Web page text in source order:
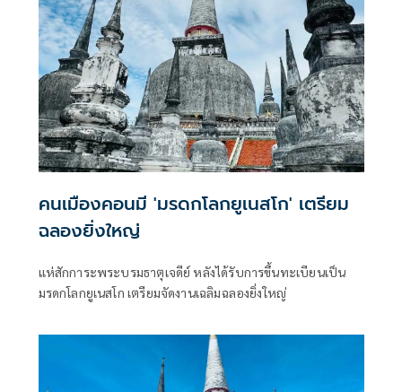
คนเมืองคอนมี 'มรดกโลกยูเนสโก' เตรียม
ฉลองยิ่งใหญ่
แห่สักการะพระบรมธาตุเจดีย์ หลังได้รับการขึ้นทะเบียนเป็น
มรดกโลกยูเนสโก เตรียมจัดงานเฉลิมฉลองยิ่งใหญ่